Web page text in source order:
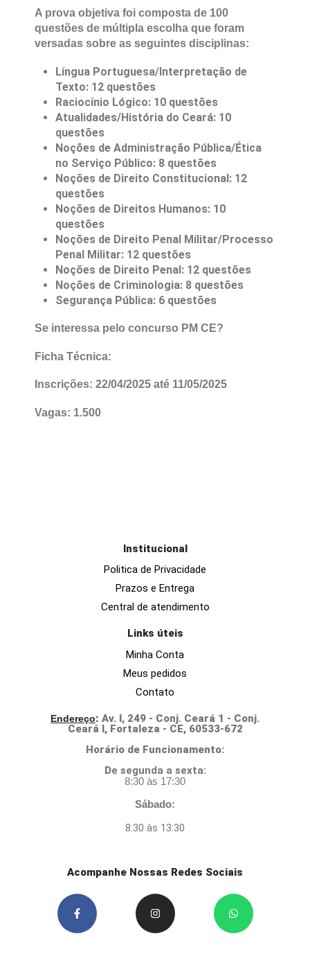
saúde, avaliação psicológica, avaliação de
capacidade física e investigação social.
A prova objetiva foi composta de 100
questões de múltipla escolha que foram
versadas sobre as seguintes disciplinas:
Língua Portuguesa/Interpretação de
Texto: 12 questões
Raciocínio Lógico: 10 questões
Atualidades/História do Ceará: 10
questões
Noções de Administração Pública/Ética
no Serviço Público: 8 questões
Noções de Direito Constitucional: 12
questões
Noções de Direitos Humanos: 10
questões
Noções de Direito Penal Militar/Processo
Penal Militar: 12 questões
Noções de Direito Penal: 12 questões
Noções de Criminologia: 8 questões
Institucional
Politica de Privacidade
Prazos e Entrega
Links úteis
Minha Conta
Meus pedidos
Contato
Av. I, 249 - Conj. Ceará 1 - Conj.
Ceará I, Fortaleza - CE, 60533-672
Horário de Funcionamento:
e segunda a sexta:
8:30 às 13:30
Acompanhe Nossas Redes Sociais